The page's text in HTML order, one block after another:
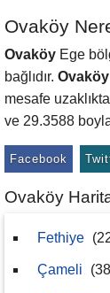
Ovaköy
Ovaköy Ege
bağlıdır. Ovaköy
mesafe
ve 29.3588
Facebook
Ovaköy
Fethiye
Çameli